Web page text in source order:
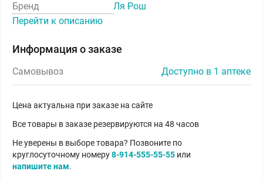
Бренд
Ля Рош
Перейти к описанию
Информация о заказе
Самовывоз Доступно в 1 аптеке
Цена актуальна при заказе на сайте
Все товары в заказе резервируются на 48 часов
Не уверены в выборе товара? Позвоните по
круглосуточному номеру8-914-555-55-55 или
напишите нам.